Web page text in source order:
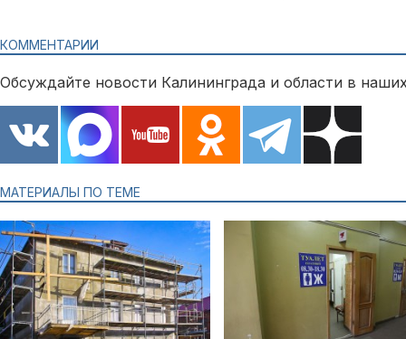
КОММЕНТАРИИ
Обсуждайте новости Калининграда и области в
МАТЕРИАЛЫ ПО ТЕМЕ